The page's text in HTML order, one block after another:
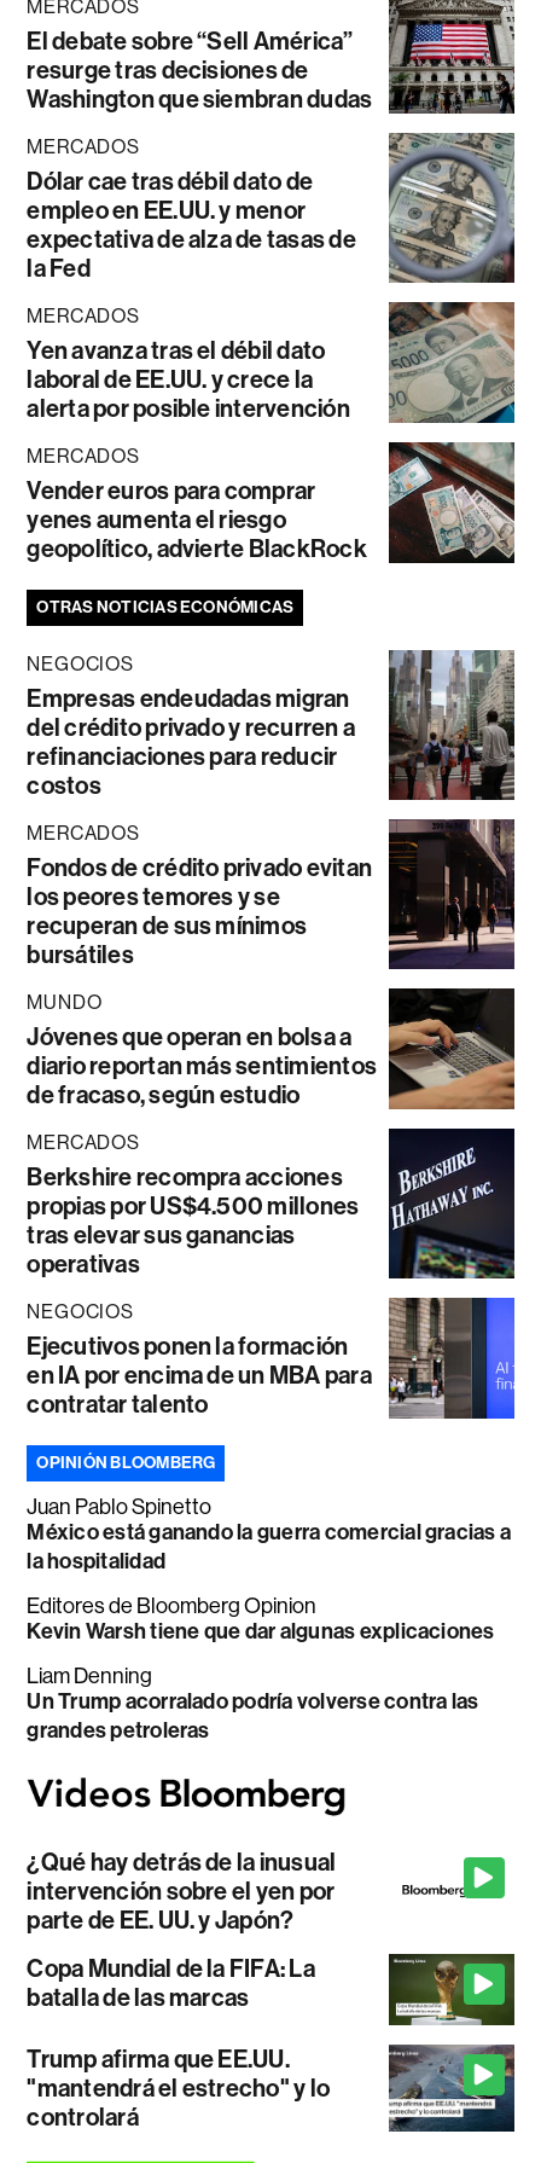
MERCADOS
El debate sobre “Sell América”
resurge tras decisiones de
Washington que siembran dudas
MERCADOS
Dólar cae tras débil dato de
empleo en EE.UU. y menor
expectativa de alza de tasas de
la Fed
MERCADOS
Yen avanza tras el débil dato
laboral de EE.UU. y crece la
alerta por posible intervención
MERCADOS
Vender euros para comprar
yenes aumenta el riesgo
geopolítico, advierte BlackRock
OTRAS NOTICIAS ECONÓMICAS
NEGOCIOS
Empresas endeudadas migran
del crédito privado y recurren a
refinanciaciones para reducir
costos
MERCADOS
Fondos de crédito privado evitan
los peores temores y se
recuperan de sus mínimos
bursátiles
MUNDO
Jóvenes que operan en bolsa a
diario reportan más sentimientos
de fracaso, según estudio
MERCADOS
Berkshire recompra acciones
propias por US$4.500 millones
tras elevar sus ganancias
operativas
NEGOCIOS
Ejecutivos ponen la formación
en IA por encima de un MBA para
contratar talento
OPINIÓN BLOOMBERG
Juan Pablo Spinetto
México está ganando la guerra comercial gracias a
la hospitalidad
Editores de Bloomberg Opinion
Kevin Warsh tiene que dar algunas explicaciones
Liam Denning
Un Trump acorralado podría volverse contra las
grandes petroleras
¿Qué hay detrás de la inusual
intervención sobre el yen por
parte de EE. UU. y Japón?
Copa Mundial de la FIFA: La
batalla de las marcas
Trump afirma que EE.UU.
"mantendrá el estrecho" y lo
controlará